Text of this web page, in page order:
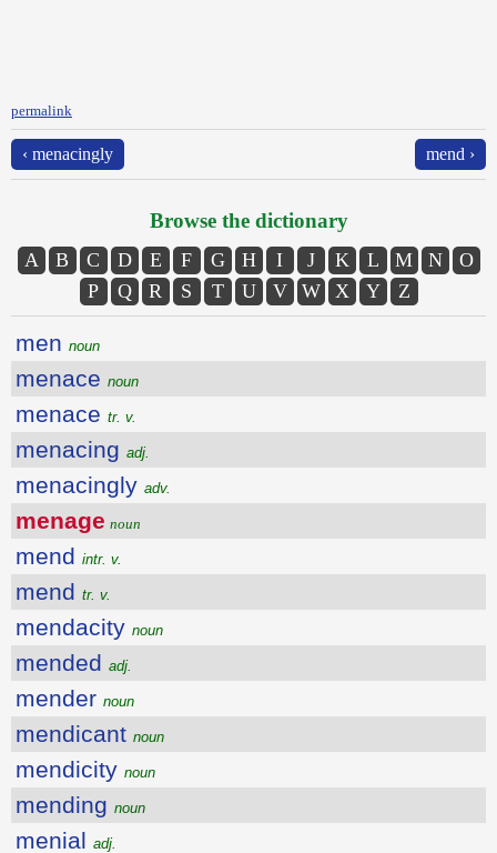
permalink
‹ menacingly mend ›
Browse the dictionary
A B C D E F G H I J K L M N
O
P
Q R S T U V W X Y Z
men noun
menace noun
menace tr. v.
menacing adj.
menacingly adv.
menage noun
mend intr. v.
mend tr. v.
mendacity noun
mended adj.
mender noun
mendicant noun
mendicity noun
mending noun
menial adj.